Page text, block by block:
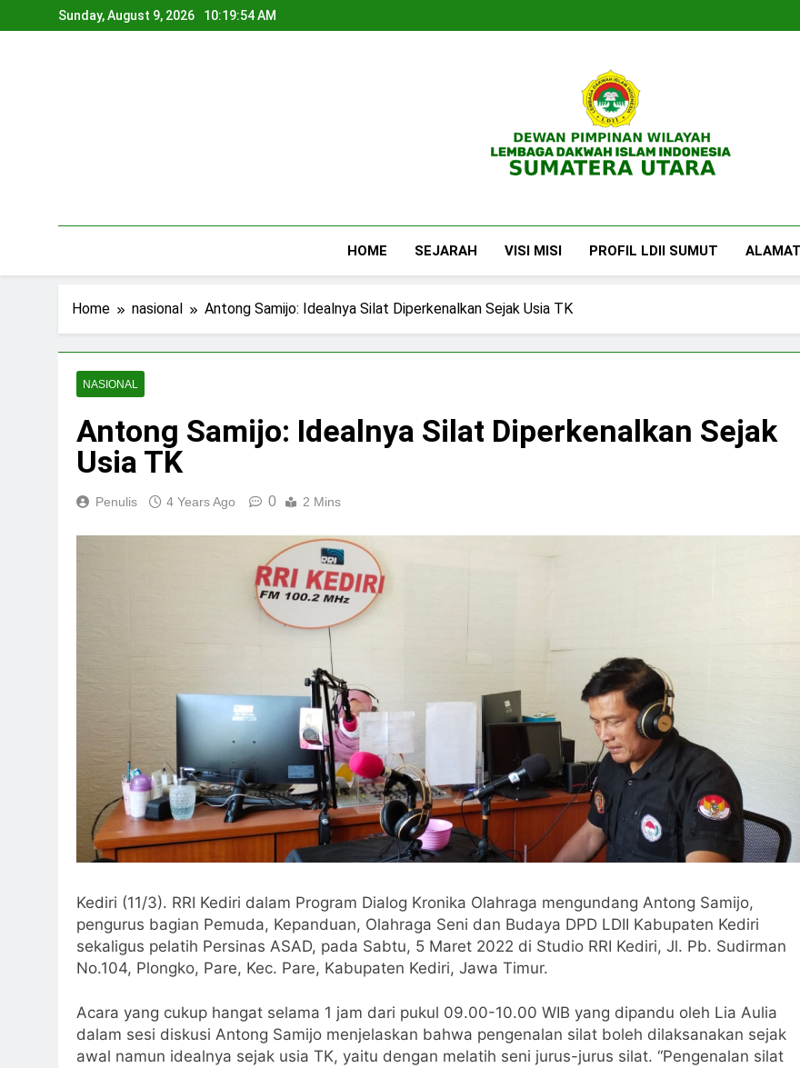
to
Sunday, August 9, 2026 10:19:54 AM
DPW LDII Sumatera
HOME SEJARAH VISI MISI PROFIL LDII SUMUT
Home nasional Antong Samijo: Idealnya Silat Diperkenalkan Sejak Usia TK
NASIONAL
Antong Samijo: Idealnya Silat Diperkenalkan Sejak
Usia TK
Penulis 4 Years Ago 0 2 Mins
Kediri (11/3). RRI Kediri dalam Program Dialog Kronika Olahraga mengundang Antong Samijo,
pengurus bagian Pemuda, Kepanduan, Olahraga Seni dan Budaya DPD LDII Kabupaten Kediri
sekaligus pelatih Persinas ASAD, pada Sabtu, 5 Maret 2022 di Studio RRI Kediri, Jl. Pb. Sudirman
No.104, Plongko, Pare, Kec. Pare, Kabupaten Kediri, Jawa Timur.
Acara yang cukup hangat selama 1 jam dari pukul 09.00-10.00 WIB yang dipandu oleh Lia Aulia
dalam sesi diskusi Antong Samijo menjelaskan bahwa pengenalan silat boleh dilaksanakan sejak
awal namun idealnya sejak usia TK, yaitu dengan melatih seni jurus-jurus silat. “Pengenalan silat